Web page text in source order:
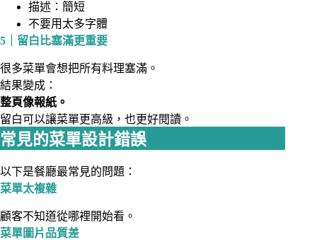
描述：簡短
不要用太多字體
5｜留白比塞滿更重要
很多菜單會想把所有料理塞滿。
結果變成：
整頁像報紙。
留白可以讓菜單更高級，也更好閱讀。
常見的菜單設計錯誤
以下是餐廳最常見的問題：
菜單太複雜
顧客不知道從哪裡開始看。
菜單圖片品質差